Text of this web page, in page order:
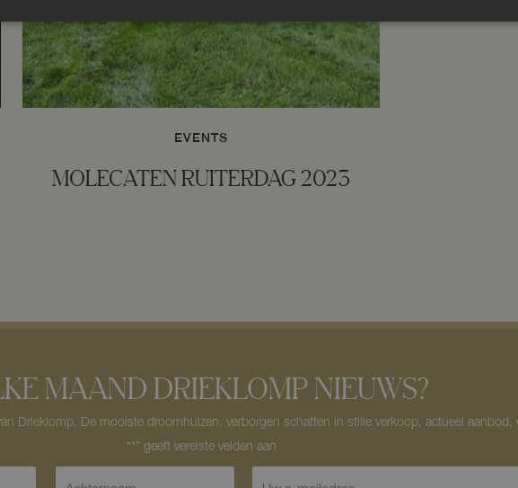
EVENTS
MOLECATEN RUITERDAG 2023
MAAND DRIEKLOMP NIEUWS?
Drieklomp. De mooiste droomhuizen, verborgen schatten in stille verkoop, actueel aanbod,